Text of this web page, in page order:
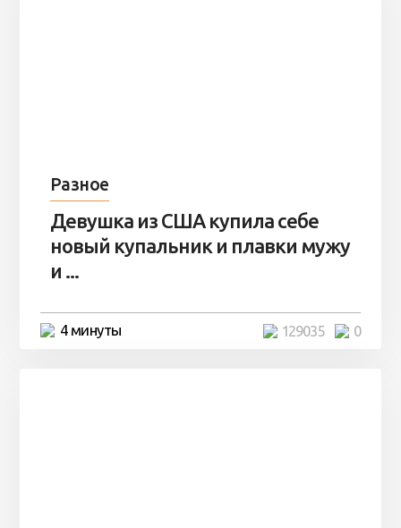
Разное
Девушка из США купила себе
новый купальник и плавки мужу
и ...
4 минуты 0
129035